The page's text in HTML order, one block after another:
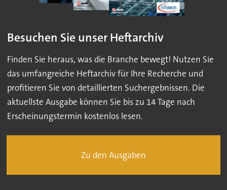
Besuchen Sie unser Heftarchiv
Finden Sie heraus, was die Branche bewegt! Nutzen Sie
das umfangreiche Heftarchiv für Ihre Recherche und
profitieren Sie von detaillierten Suchergebnissen. Die
aktuellste Ausgabe können Sie bis zu 14 Tage nach
Erscheinungstermin kostenlos lesen.
Zu den Ausgaben